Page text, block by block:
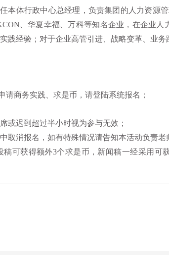
本体行政中心总经理，负责集团的人力资源
、华夏幸福、万科等知名企业，在企业
践经验；对于企业高管引进、战略变革、业务
请商务实践、 求是币，请登陆系统报名；
或迟到超过半小时视为参与无效；
消报名，如有特殊情况请告知本活动负责老
稿可获得额外3个求是币，新闻稿一经采用